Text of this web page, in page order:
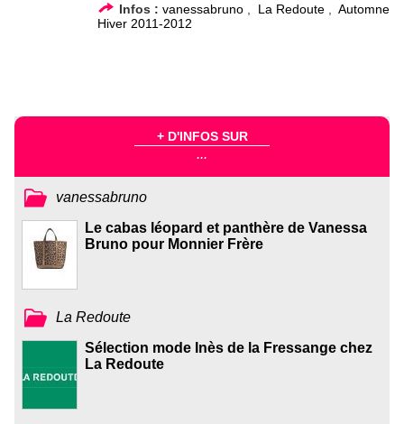
Infos : vanessabruno, La Redoute, Automne
Hiver 2011-2012
+ D'INFOS SUR
...
vanessabruno
Le cabas léopard et panthère de Vanessa
Bruno pour Monnier Frère
La Redoute
Sélection mode Inès de la Fressange chez
La Redoute